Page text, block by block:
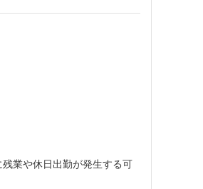
業や休日出勤が発生する可